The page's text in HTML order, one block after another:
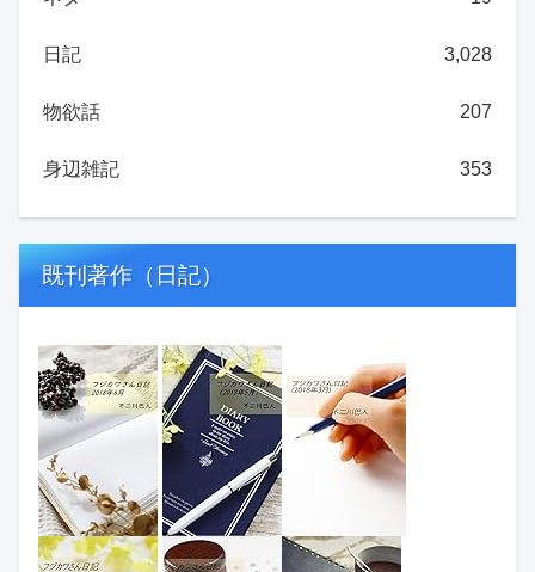
日記 3,028
物欲話 207
身辺雑記 353
既刊著作（日記）